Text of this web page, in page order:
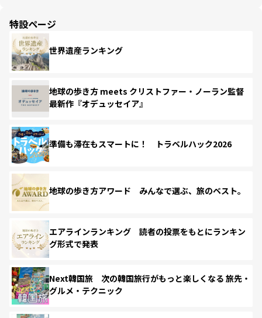
特設ページ
世界遺産ランキング
地球の歩き方 meets クリストファー・ノーラン監督
最新作『オデュッセイア』
準備も滞在もスマートに！ トラベルハック2026
地球の歩き方アワード みんなで選ぶ、旅のベスト。
エアラインランキング 読者の投票をもとにランキン
グ形式で発表
Next韓国旅 次の韓国旅行がもっと楽しくなる 旅先・
グルメ・テクニック